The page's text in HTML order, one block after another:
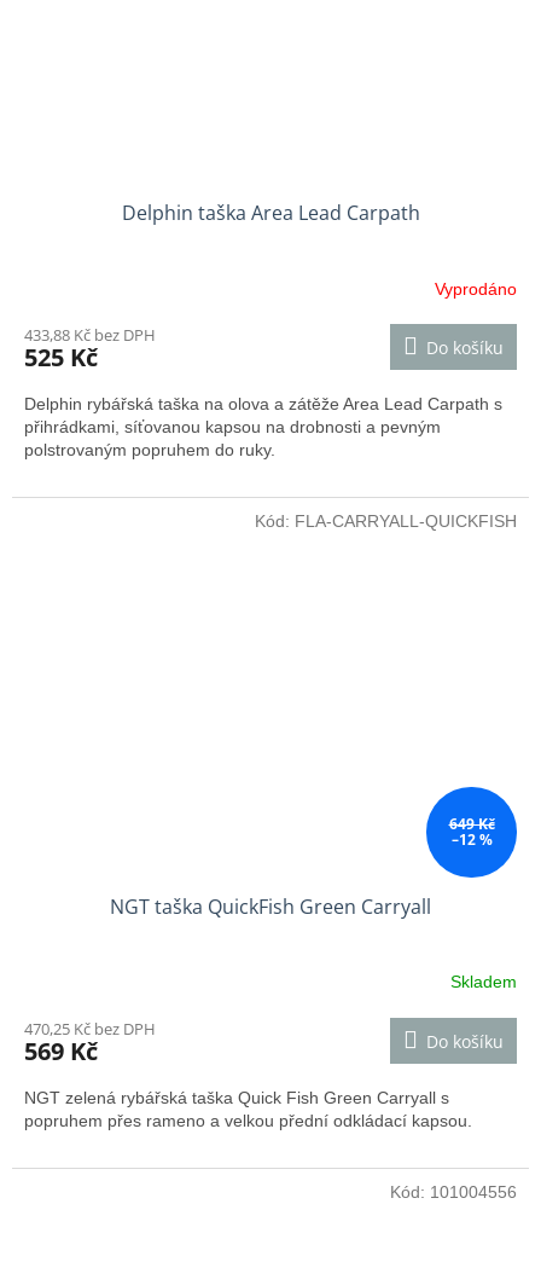
Delphin taška Area Lead Carpath
Vyprodáno
433,88 Kč bez DPH
525 Kč Do košíku
Delphin rybářská taška na olova a zátěže Area Lead Carpath s
přihrádkami, síťovanou kapsou na drobnosti a pevným
polstrovaným popruhem do ruky.
649 Kč
–12 %
NGT taška QuickFish Green Carryall
Skladem
470,25 Kč bez DPH
569 Kč Do košíku
NGT zelená rybářská taška Quick Fish Green Carryall s
popruhem přes rameno a velkou přední odkládací kapsou.
Kód: FLA-CARRYALL-QUICKFISH
Kód: 101004556